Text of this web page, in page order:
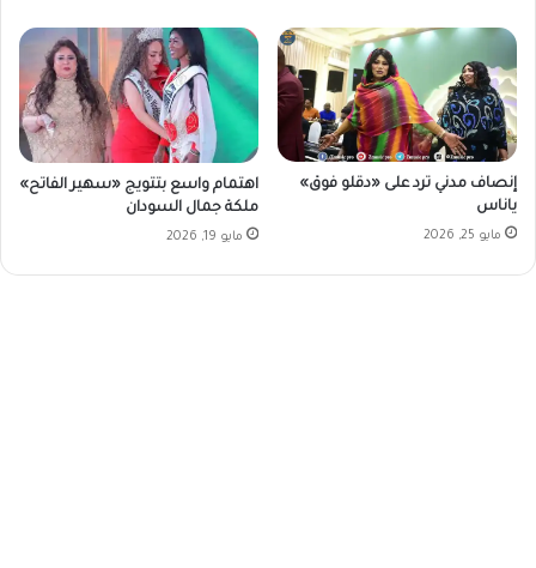
إنصاف مدني ترد على «دقلو فوق»
ياناس
مايو 25, 2026
اهتمام واسع بتتويج «سهير الفاتح»
ملكة جمال السودان
مايو 19, 2026